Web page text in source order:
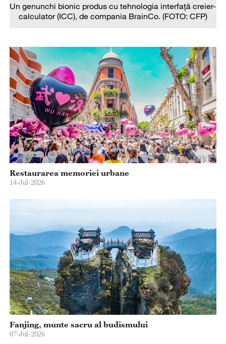
Un genunchi bionic produs cu tehnologia interfață creier-
calculator (ICC), de compania BrainCo. (FOTO: CFP)
Restaurarea memoriei urbane
14-Jul-2026
Fanjing, munte sacru al budismului
07-Jul-2026